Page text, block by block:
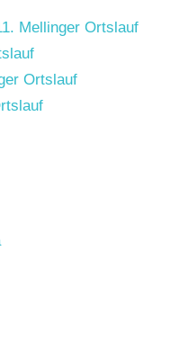
Mellinger Ortslauf
Ortslauf